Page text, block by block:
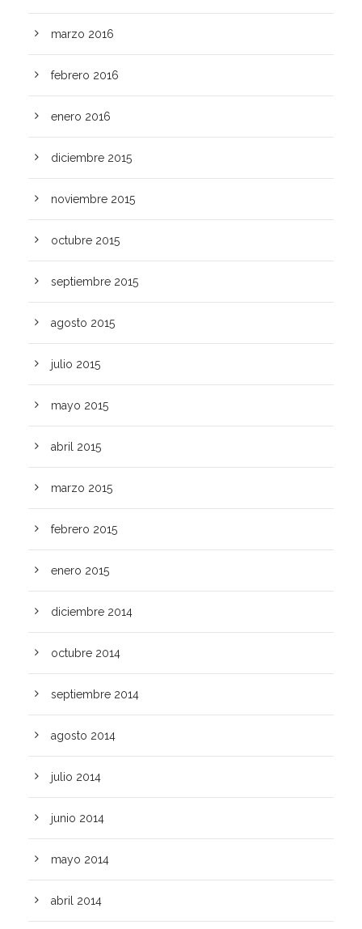
marzo 2016
febrero 2016
enero 2016
diciembre 2015
noviembre 2015
octubre 2015
septiembre 2015
agosto 2015
julio 2015
mayo 2015
abril 2015
marzo 2015
febrero 2015
enero 2015
diciembre 2014
octubre 2014
septiembre 2014
agosto 2014
julio 2014
junio 2014
mayo 2014
abril 2014